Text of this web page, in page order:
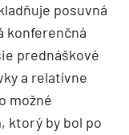
posuvná
konferenčná
prednáškové
a relatívne
možné
ktorý by bol po